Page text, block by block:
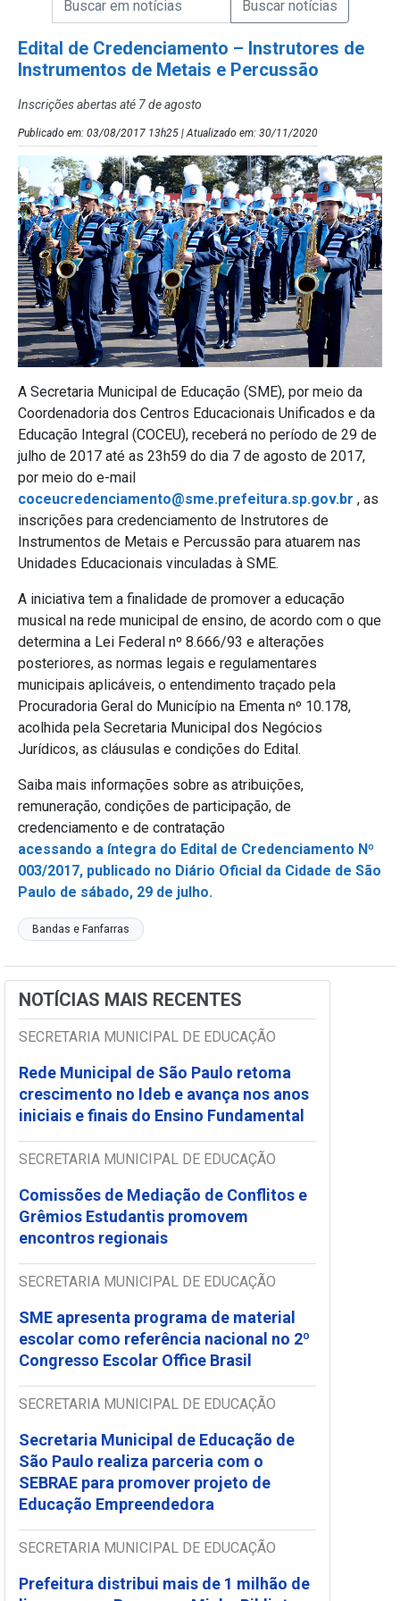
Edital de Credenciamento – Instrutores de
Instrumentos de Metais e Percussão
Inscrições abertas até 7 de agosto
Publicado em: 03/08/2017 13h25 | Atualizado em: 30/11/2020
A Secretaria Municipal de Educação (SME), por meio da
Coordenadoria dos Centros Educacionais Unificados e da
Educação Integral (COCEU), receberá no período de 29 de
julho de 2017 até as 23h59 do dia 7 de agosto de 2017,
por meio do e-mail
coceucredenciamento@sme.prefeitura.sp.gov.br , as
inscrições para credenciamento de Instrutores de
Instrumentos de Metais e Percussão para atuarem nas
Unidades Educacionais vinculadas à SME.
A iniciativa tem a finalidade de promover a educação
musical na rede municipal de ensino, de acordo com o que
determina a Lei Federal nº 8.666/93 e alterações
posteriores, as normas legais e regulamentares
municipais aplicáveis, o entendimento traçado pela
Procuradoria Geral do Município na Ementa nº 10.178,
acolhida pela Secretaria Municipal dos Negócios
Jurídicos, as cláusulas e condições do Edital.
Saiba mais informações sobre as atribuições,
remuneração, condições de participação, de
credenciamento e de contratação
acessando a íntegra do Edital de Credenciamento Nº
003/2017, publicado no Diário Oficial da Cidade de São
Paulo de sábado, 29 de julho.
Bandas e Fanfarras
NOTÍCIAS MAIS RECENTES
SECRETARIA MUNICIPAL DE EDUCAÇÃO
Rede Municipal de São Paulo retoma
crescimento no Ideb e avança nos anos
iniciais e finais do Ensino Fundamental
SECRETARIA MUNICIPAL DE EDUCAÇÃO
Comissões de Mediação de Conflitos e
Grêmios Estudantis promovem
encontros regionais
SECRETARIA MUNICIPAL DE EDUCAÇÃO
SME apresenta programa de material
escolar como referência nacional no 2º
Congresso Escolar Office Brasil
SECRETARIA MUNICIPAL DE EDUCAÇÃO
Secretaria Municipal de Educação de
São Paulo realiza parceria com o
SEBRAE para promover projeto de
Educação Empreendedora
SECRETARIA MUNICIPAL DE EDUCAÇÃO
Prefeitura distribui mais de 1 milhão de